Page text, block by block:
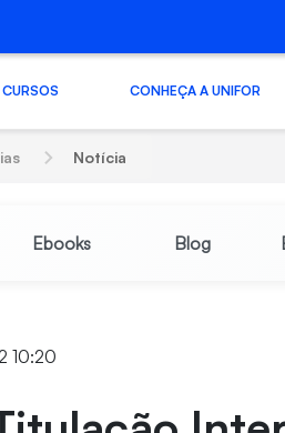
CURSOS CONHEÇA A UNIFOR
Notícia
Ebooks Blog
10:20